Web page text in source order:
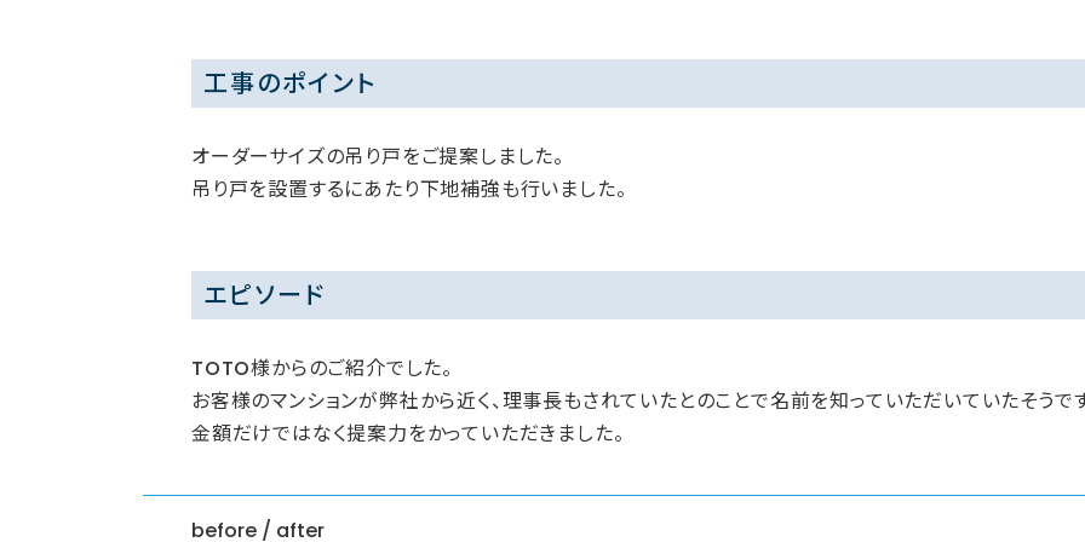
工事のポイント
オーダーサイズの吊り戸をご提案しました。
吊り戸を設置するにあたり下地補強も行いました。
エピソード
TOTO様からのご紹介でした。
お客様のマンションが弊社から近く、理事長もされていたとのことで名前を知っていただいていたそうで
金額だけではなく提案力をかっていただきました。
before / after